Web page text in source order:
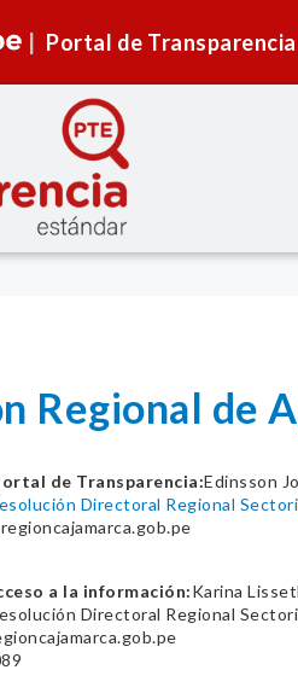
Portal de
Regional de
de Transparencia:Edinsson
Directoral Regional
a la información:Karina
Directoral Regional